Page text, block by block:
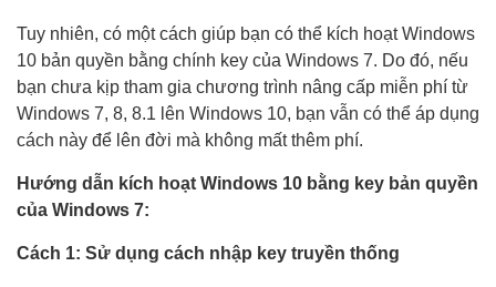
Tuy nhiên, có một cách giúp bạn có thể kích hoạt Windows
10 bản quyền bằng chính key của Windows 7. Do đó, nếu
bạn chưa kịp tham gia chương trình nâng cấp miễn phí từ
Windows 7, 8, 8.1 lên Windows 10, bạn vẫn có thể áp dụng
cách này để lên đời mà không mất thêm phí.
Hướng dẫn kích hoạt Windows 10 bằng key bản quyền
của Windows 7:
Cách 1: Sử dụng cách nhập key truyền thống